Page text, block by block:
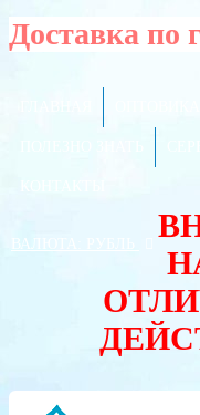
Доставка по
ВАЛЮТА: